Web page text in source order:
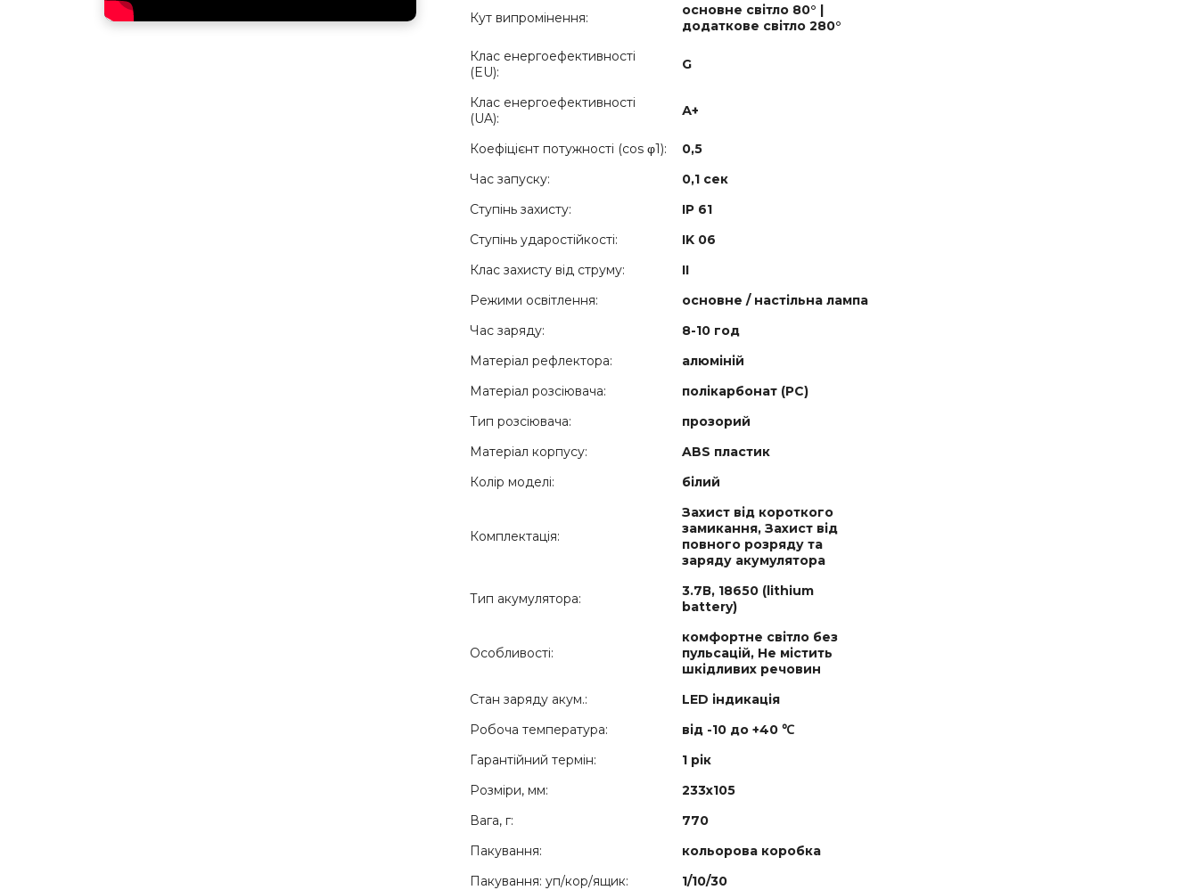
Кут випромінення:
основне світло 80° |
додаткове світло 280°
Клас енергоефективності
(EU):
G
Клас енергоефективності
(UA):
А+
Коефіцієнт потужності (cos φ1):
0,5
Час запуску:
0,1 сек
Ступінь захисту:
IP 61
Ступінь ударостійкості:
IK 06
Клас захисту від струму:
ІІ
Режими освітлення:
основне / настільна лампа
Час заряду:
8-10 год
Матеріал рефлектора:
алюміній
Матеріал розсіювача:
полікарбонат (РС)
Тип розсіювача:
прозорий
Матеріал корпусу:
ABS пластик
Колір моделі:
білий
Комплектація:
Захист від короткого
замикання, Захист від
повного розряду та
заряду акумулятора
Тип акумулятора:
3.7В, 18650 (lithium
battery)
Особливості:
комфортне світло без
пульсацій, Не містить
шкідливих речовин
Стан заряду акум.:
LED індикація
Робоча температура:
від -10 до +40 ℃
Гарантійний термін:
1 рік
Розміри, мм:
233х105
Вага, г:
770
Пакування:
кольорова коробка
Пакування: уп/кор/ящик:
1/10/30